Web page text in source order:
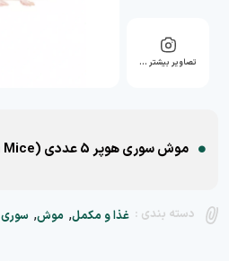
تصاویر بیشتر …
موش سوری هوپر 5 عددی (Hopper Frozen Mice)
دسته بندی : غذا و مکمل, موش, سوری